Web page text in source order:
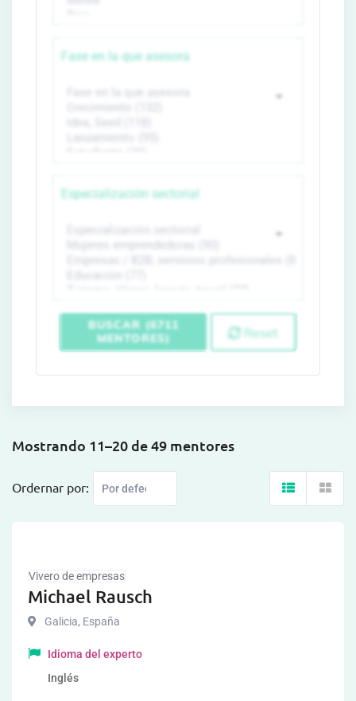
Fase en la que asesora
Especialización sectorial
BUSCAR (6711
MENTORES)
Reset
Mostrando 11–20 de 49 mentores
Ordernar por:
Vivero de empresas
Michael Rausch
Galicia, España
Idioma del experto
Inglés